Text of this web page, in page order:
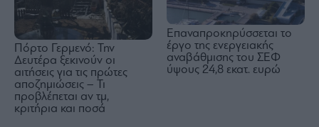
Πόρτο Γερμενό: Την
Δευτέρα ξεκινούν οι
αιτήσεις για τις πρώτες
αποζημιώσεις – Τι
προβλέπεται αν τμ,
κριτήρια και ποσά
Επαναπροκηρύσσεται το
έργο της ενεργειακής
αναβάθμισης του ΣΕΦ
ύψους 24,8 εκατ. ευρώ